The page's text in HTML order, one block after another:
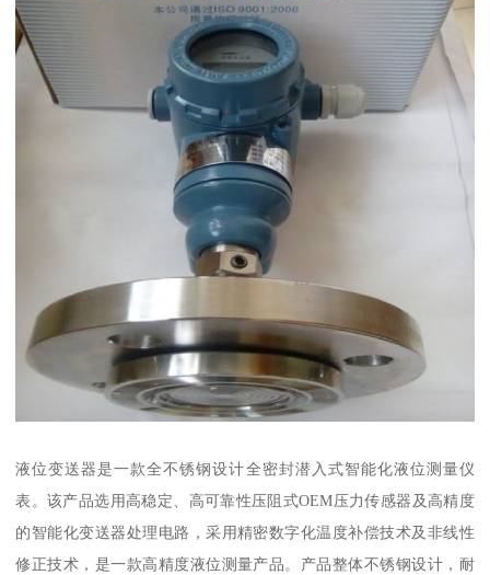
液位变送器是一款全不锈钢设计全密封潜入式智能化液位测量仪
表。该产品选用高稳定、高可靠性压阻式OEM压力传感器及高精度
的智能化变送器处理电路，采用精密数字化温度补偿技术及非线性
修正技术，是一款高精度液位测量产品。产品整体不锈钢设计，耐